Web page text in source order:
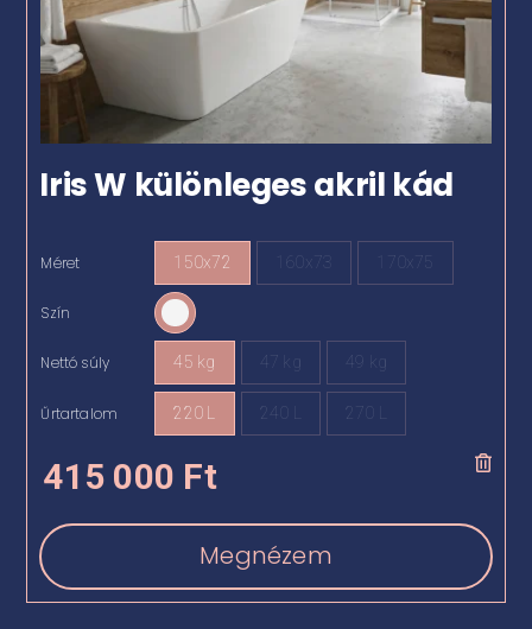
Iris W különleges akril kád
Méret 150x72 160x73 170x75
Szín
Nettó súly 45 kg 47 kg 49 kg
Űrtartalom 220 L 240 L 270 L
415 000 Ft
Megnézem